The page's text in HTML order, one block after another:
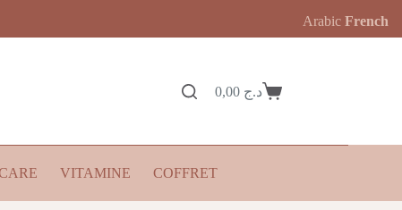
Panierد.ج 0,00
VITAMINE COFFRET
Arabic French